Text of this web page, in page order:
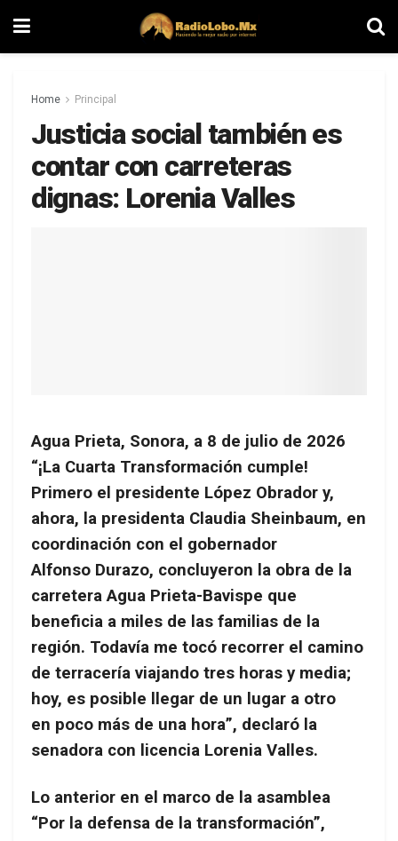
Home Principal
Justicia social también es
contar con carreteras
dignas: Lorenia Valles
Agua Prieta, Sonora, a 8 de julio de 2026
“¡La Cuarta Transformación cumple!
Primero el presidente López Obrador y,
ahora, la presidenta Claudia Sheinbaum, en
coordinación con el gobernador
Alfonso Durazo, concluyeron la obra de la
carretera Agua Prieta-Bavispe que
beneficia a miles de las familias de la
región. Todavía me tocó recorrer el camino
de terracería viajando tres horas y media;
hoy, es posible llegar de un lugar a otro
en poco más de una hora”, declaró la
senadora con licencia Lorenia Valles.
Lo anterior en el marco de la asamblea
“Por la defensa de la transformación”,